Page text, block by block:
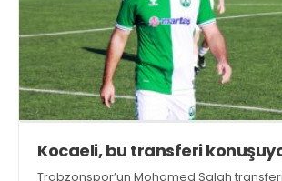
Kocaeli, bu transferi
Trabzonspor’un Mohamed Salah